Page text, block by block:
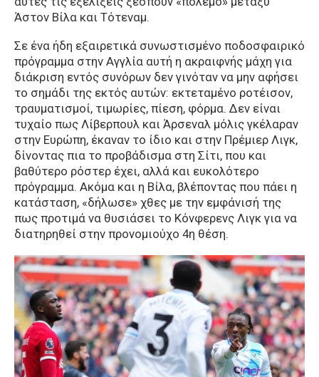
Άστον Βίλα και Τότεναμ.
Σε ένα ήδη εξαιρετικά συνωστισμένο ποδοσφαιρικό
πρόγραμμα στην Αγγλία αυτή η ακραιφνής μάχη για
διάκριση εντός συνόρων δεν γινόταν να μην αφήσει
το σημάδι της εκτός αυτών: εκτεταμένο ροτέισον,
τραυματισμοί, τιμωρίες, πίεση, φόρμα. Δεν είναι
τυχαίο πως Λίβερπουλ και Άρσεναλ μόλις γκέλαραν
στην Ευρώπη, έκαναν το ίδιο και στην Πρέμιερ Λιγκ,
δίνοντας πια το προβάδισμα στη Σίτι, που και
βαθύτερο ρόστερ έχει, αλλά και ευκολότερο
πρόγραμμα. Ακόμα και η Βίλα, βλέποντας που πάει η
κατάσταση, «δήλωσε» χθες με την εμφάνισή της
πως προτιμά να θυσιάσει το Κόνφερενς Λιγκ για να
διατηρηθεί στην προνομιούχο 4η θέση.